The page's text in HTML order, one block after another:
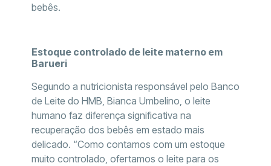
bebês.
Estoque controlado de leite materno em
Barueri
Segundo a nutricionista responsável pelo Banco
de Leite do HMB, Bianca Umbelino, o leite
humano faz diferença significativa na
recuperação dos bebês em estado mais
delicado. “Como contamos com um estoque
muito controlado, ofertamos o leite para os